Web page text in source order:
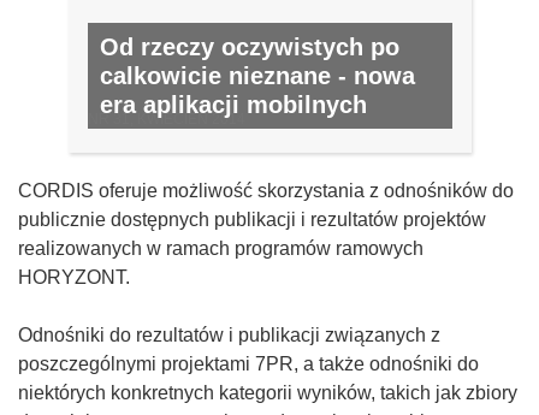
Od rzeczy oczywistych po
calkowicie nieznane - nowa
era aplikacji mobilnych
NR 31, KWIECIEŃ 2014
CORDIS oferuje możliwość skorzystania z odnośników do
publicznie dostępnych publikacji i rezultatów projektów
realizowanych w ramach programów ramowych
HORYZONT.
Odnośniki do rezultatów i publikacji związanych z
poszczególnymi projektami 7PR, a także odnośniki do
niektórych konkretnych kategorii wyników, takich jak zbiory